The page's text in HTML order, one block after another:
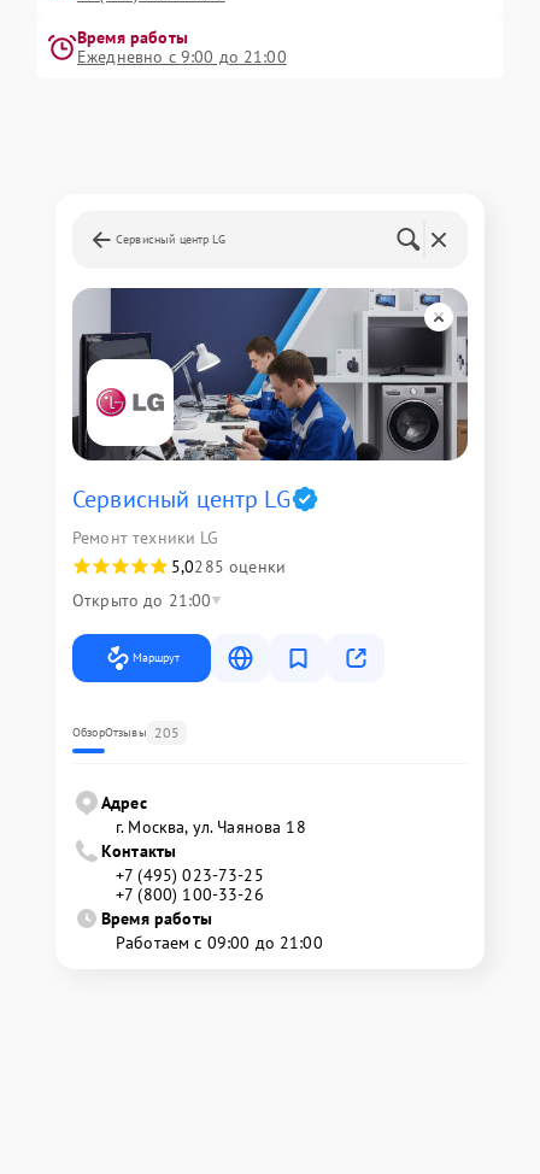
Время работы
Ежедневно с 9:00 до 21:00
Сервисный центр LG
Сервисный центр LG
Ремонт техники LG
5,0285 оценки
Открыто до 21:00
Маршрут
ОбзорОтзывы 205
Адрес
г. Москва, ул. Чаянова 18
Контакты
+7 (495) 023-73-25
+7 (800) 100-33-26
Время работы
Работаем с 09:00 до 21:00